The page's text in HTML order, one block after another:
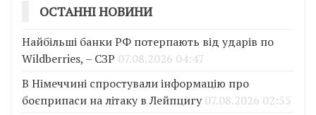
ОСТАННІ НОВИНИ
Найбільші банки РФ потерпають від ударів по
Wildberries, – СЗР 07.08.2026 04:47
В Німеччині спростували інформацію про
боєприпаси на літаку в Лейпцигу 07.08.2026 02:55